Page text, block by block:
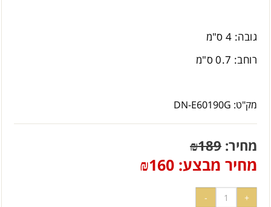
גובה: 4 ס"מ
רוחב: 0.7 ס"מ
מק"ט: DN-E60190G
מחיר: ₪189
מחיר מבצע: ₪160